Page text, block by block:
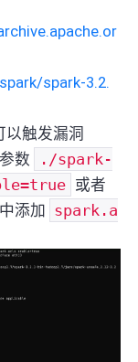
spark-3.2.
触发漏洞
数
./spark-
或者
中添加 spark.a